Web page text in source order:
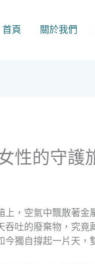
首頁 關於我們
性的守護
，空氣中飄散著
吐的廢棄物，究
獨自撐起一片天，